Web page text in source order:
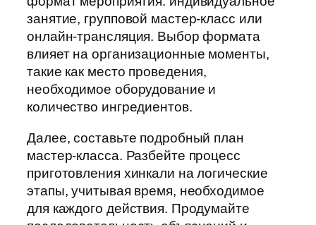
занятие, групповой мастер-класс или
онлайн-трансляция. Выбор формата
влияет на организационные моменты,
такие как место проведения,
необходимое оборудование и
количество ингредиентов.
Далее, составьте подробный план
мастер-класса. Разбейте процесс
приготовления хинкали на логические
этапы, учитывая время, необходимое
для каждого действия. Продумайте